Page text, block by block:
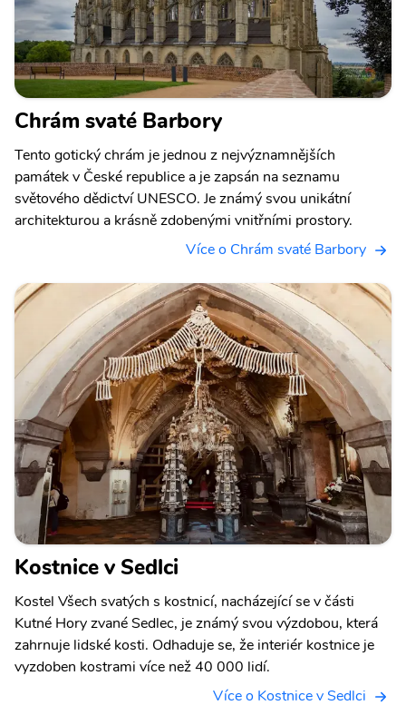
Chrám svaté Barbory
Tento gotický chrám je jednou z nejvýznamnějších
památek v České republice a je zapsán na seznamu
světového dědictví UNESCO. Je známý svou unikátní
architekturou a krásně zdobenými vnitřními prostory.
Více o Chrám svaté Barbory
Kostnice v Sedlci
Kostel Všech svatých s kostnicí, nacházející se v části
Kutné Hory zvané Sedlec, je známý svou výzdobou, která
zahrnuje lidské kosti. Odhaduje se, že interiér kostnice je
vyzdoben kostrami více než 40 000 lidí.
Více o Kostnice v Sedlci